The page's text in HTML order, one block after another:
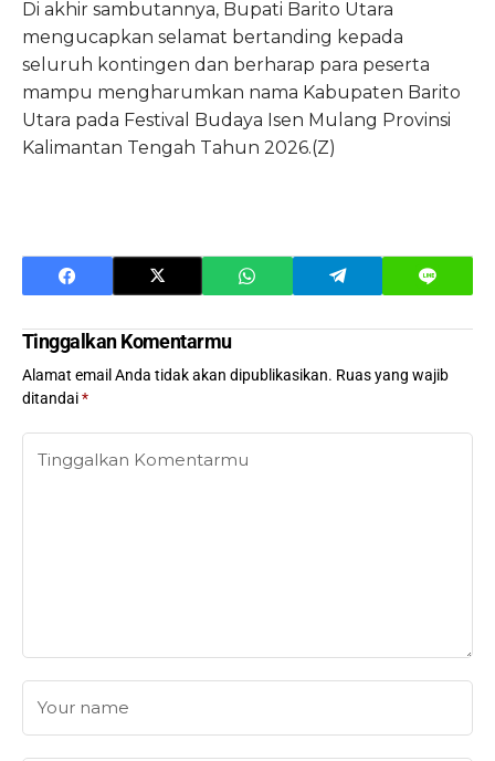
Di akhir sambutannya, Bupati Barito Utara
mengucapkan selamat bertanding kepada
seluruh kontingen dan berharap para peserta
mampu mengharumkan nama Kabupaten Barito
Utara pada Festival Budaya Isen Mulang Provinsi
Kalimantan Tengah Tahun 2026.(Z)
Tinggalkan Komentarmu
Alamat email Anda tidak akan dipublikasikan. Ruas yang wajib
ditandai*